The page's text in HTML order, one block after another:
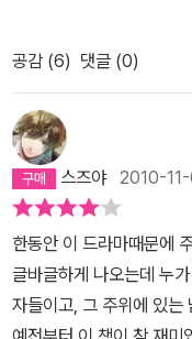
로 만든 공로가 분명 있
원작의 섬세함을 다 담아
선이 롤러코스터를 타는
였더라도 그랬을 것 같은
림으로 나섰다가 이선준
그 손길이 애처로왔다. 작
투느라 짧아진 머리카락
마로 급히 가리는 모습
치마의 빛바랜 색이 그녀
윤희였지만 마음을 빼앗
느 유생이 거벽을 사용
는 물론 거벽도 들통나는
건은 거벽의답안지가 훌
얼굴을 보고싶어 했다. 도
썼을까...그런데 안타깝게
자살을 했다는 기록이다.
지(무척 가정 형편이 어려
비가 아니었을까 생각하
도...시대는 노론이정조의
던 시대이다. 같은 서인이
책의 재미와 호기심을 더
고 흥미롭다.거기다 성균
뻔하다거나 허무하다는
을 쳐다보지도 않는 나조
피식 웃음이 지어질 정도
대판 로맨스가 뻔하지 고
투, 인물, 상황자체가 신
낌이랄까...여튼, 이 소설
을 거라는 생각이 절실히
공감 (6) 댓글 (0)
스즈야2010-11-
한동안 이 드라마때문에
글바글하게 나오는데 누
자들이고, 그 주위에 있